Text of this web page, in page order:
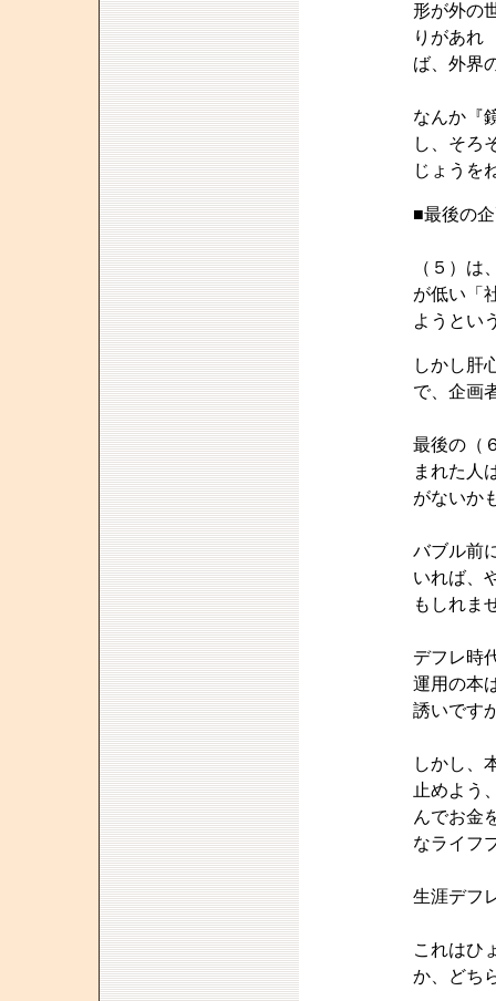
形が外の
りがあれ
ば、外界
なんか『
し、そろ
じょうを
■最後の
（５）は
が低い「
ようとい
しかし肝
で、企画
最後の（
まれた人
がないか
バブル前
いれば、
もしれま
デフレ時
運用の本
誘いです
しかし、
止めよう
んでお金
なライフ
生涯デフ
これはひ
か、どち